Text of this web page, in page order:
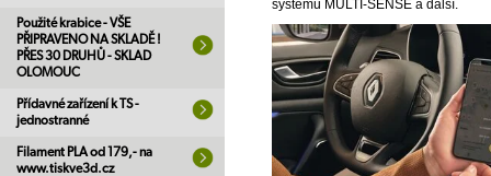
Použité krabice - VŠE
PŘIPRAVENO NA SKLADĚ !
PŘES 30 DRUHŮ - SKLAD
OLOMOUC
Přídavné zařízení k TS -
jednostranné
Filament PLA od 179,- na
www.tiskve3d.cz
systému MULTI-SENSE a další.